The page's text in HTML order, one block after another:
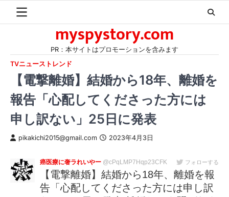
myspystory.com
PR：本サイトはプロモーションを含みます
TVニューストレンド
【電撃離婚】結婚から18年、離婚を
報告「心配してくださった方には
申し訳ない」25日に発表
pikakichi2015@gmail.com 2023年4月3日
癌医療に奢ラれいやー @cPqLMP7Hqp23CFK フォローする
【電撃離婚】結婚から18年、離婚を報
告「心配してくださった方には申し訳